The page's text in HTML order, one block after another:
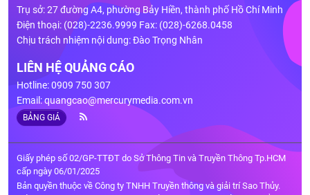
Trụ sở: 27 đường A4, phường Bảy Hiền, thành phố Hồ Chí Minh
Điện thoại: (028)-2236.9999 Fax: (028)-6268.0458
Chịu trách nhiệm nội dung: Đào Trọng Nhân
LIÊN HỆ QUẢNG CÁO
Hotline: 0909 750 307
Email:quangcao@mercurymedia.com.vn
BẢNG GIÁ
Giấy phép số 02/GP-TTĐT do Sở Thông Tin và Truyền Thông Tp.HCM
cấp ngày 06/01/2025
Bản quyền thuộc về Công ty TNHH Truyền thông và giải trí Sao Thủy.